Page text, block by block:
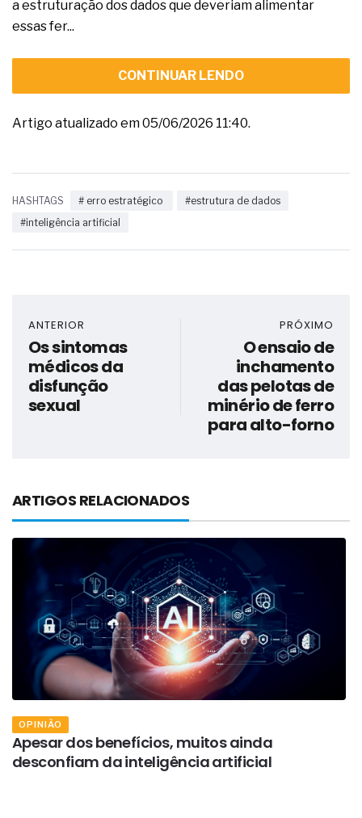
a estruturação dos dados que deveriam alimentar
essas fer...
CONTINUAR LENDO
Artigo atualizado em 05/06/2026 11:40.
HASHTAGS # erro estratégico
#estrutura de dados
#inteligência artificial
ANTERIOR
Os sintomas
médicos da
disfunção
sexual
PRÓXIMO
O ensaio de
inchamento
das pelotas de
minério de ferro
para alto-forno
ARTIGOS RELACIONADOS
OPINIÃO
Apesar dos benefícios, muitos ainda
desconfiam da inteligência artificial